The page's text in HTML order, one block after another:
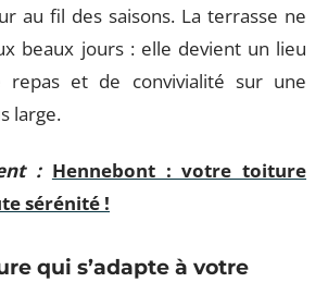
au fil des saisons. La terrasse ne
beaux jours : elle devient un lieu
repas et de convivialité sur une
large.
: Hennebont : votre toiture
sérénité !
qui s’adapte à votre